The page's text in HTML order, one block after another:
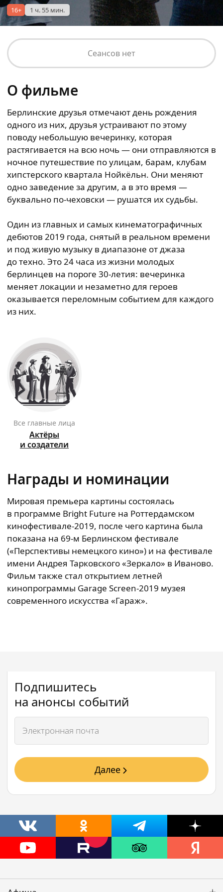
16+ 1 ч. 55 мин.
Сеансов нет
О фильме
Берлинские друзья отмечают день рождения
одного из них, друзья устраивают по этому
поводу небольшую вечеринку, которая
растягивается на всю ночь — они отправляются в
ночное путешествие по улицам, барам, клубам
хипстерского квартала Нойкёльн. Они меняют
одно заведение за другим, а в это время —
буквально по-чеховски — рушатся их судьбы.
Один из главных и самых кинематографичных
дебютов 2019 года, снятый в реальном времени
и под живую музыку в диапазоне от джаза
до техно. Это 24 часа из жизни молодых
берлинцев на пороге 30-летия: вечеринка
меняет локации и незаметно для героев
оказывается переломным событием для каждого
из них.
Все главные лица
Актёры
и создатели
Награды и номинации
Мировая премьера картины состоялась
в программе Bright Future на Роттердамском
кинофестивале-2019, после чего картина была
показана на 69-м Берлинском фестивале
(«Перспективы немецкого кино») и на фестивале
имени Андрея Тарковского «Зеркало» в Иваново.
Фильм также стал открытием летней
кинопрограммы Garage Screen-2019 музея
современного искусства «Гараж».
Подпишитесь
на анонсы событий
Далее